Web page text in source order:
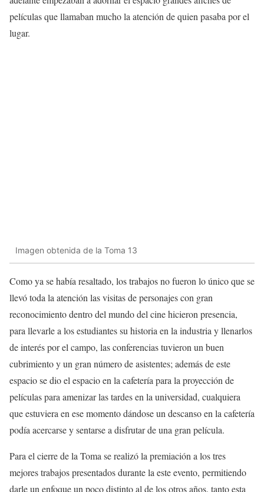
películas que llamaban mucho la atención de quien pasaba por el
lugar.
Imagen obtenida de la Toma 13
Como ya se había resaltado, los trabajos no fueron lo único que se
llevó toda la atención las visitas de personajes con gran
reconocimiento dentro del mundo del cine hicieron presencia,
para llevarle a los estudiantes su historia en la industria y llenarlos
de interés por el campo, las conferencias tuvieron un buen
cubrimiento y un gran número de asistentes; además de este
espacio se dio el espacio en la cafetería para la proyección de
películas para amenizar las tardes en la universidad, cualquiera
que estuviera en ese momento dándose un descanso en la cafetería
podía acercarse y sentarse a disfrutar de una gran película.
Para el cierre de la Toma se realizó la premiación a los tres
mejores trabajos presentados durante la este evento, permitiendo
darle un enfoque un poco distinto al de los otros años, tanto esta